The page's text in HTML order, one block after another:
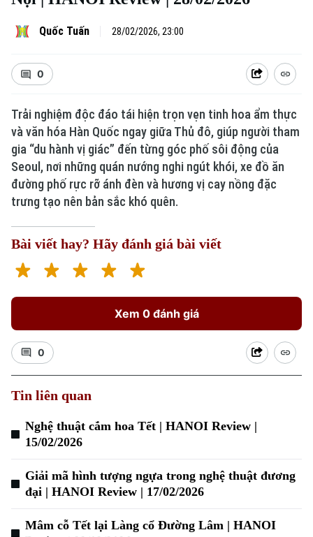
Quốc Tuấn 28/02/2026, 23:00
0
Trải nghiệm độc đáo tái hiện trọn vẹn tinh hoa ẩm thực
và văn hóa Hàn Quốc ngay giữa Thủ đô, giúp người tham
gia “du hành vị giác” đến từng góc phố sôi động của
Seoul, nơi những quán nướng nghi ngút khói, xe đồ ăn
đường phố rực rỡ ánh đèn và hương vị cay nồng đặc
trưng tạo nên bản sắc khó quên.
Bài viết hay? Hãy đánh giá bài viết
Xem 0 đánh giá
0
Tin liên quan
Nghệ thuật cắm hoa Tết | HANOI Review |
15/02/2026
Giải mã hình tượng ngựa trong nghệ thuật đương
đại | HANOI Review | 17/02/2026
Mâm cỗ Tết lại Làng cổ Đường Lâm | HANOI